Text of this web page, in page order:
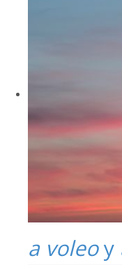
a voleoy